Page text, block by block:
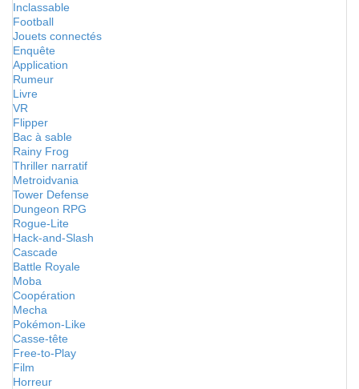
Inclassable
Football
Jouets connectés
Enquête
Application
Rumeur
Livre
VR
Flipper
Bac à sable
Rainy Frog
Thriller narratif
Metroidvania
Tower Defense
Dungeon RPG
Rogue-Lite
Hack-and-Slash
Cascade
Battle Royale
Moba
Coopération
Mecha
Pokémon-Like
Casse-tête
Free-to-Play
Film
Horreur